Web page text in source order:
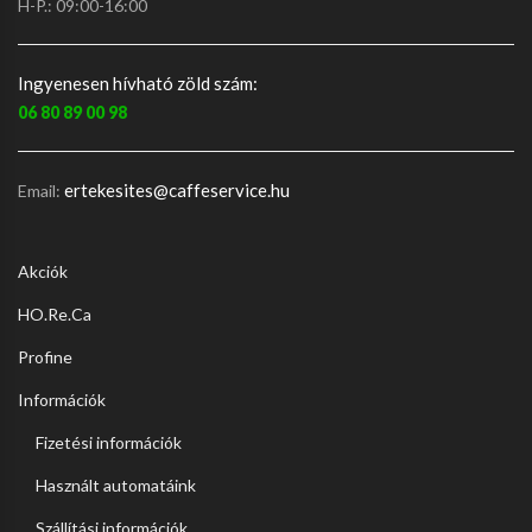
H-P.: 09:00-16:00
Ingyenesen hívható zöld szám:
06 80 89 00 98
Email: ertekesites@caffeservice.hu
Akciók
HO.Re.Ca
Profine
Információk
Fizetési információk
Használt automatáink
Szállítási információk